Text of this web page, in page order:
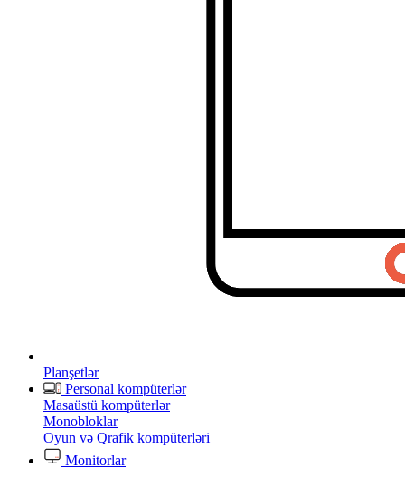
Planşetlər
Personal kompüterlər
Masaüstü kompüterlər
Monobloklar
Oyun və Qrafik kompüterləri
Monitorlar